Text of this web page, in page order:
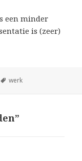
een minder
is (zeer)
Tags
werk